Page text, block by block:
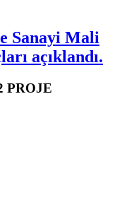
Sanayi Mali
açıklandı.
PROJE